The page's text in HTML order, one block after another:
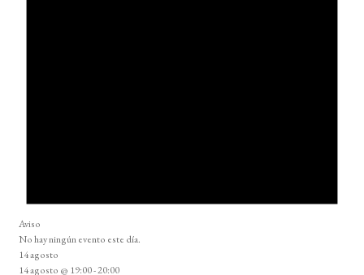
Aviso
No hay ningún evento este día.
14 agosto
14 agosto @ 19:00-20:00